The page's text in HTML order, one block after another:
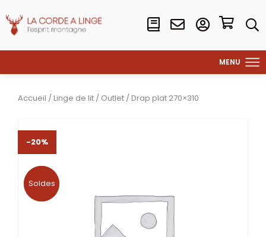
Accueil / Linge de lit / Outlet / Drap plat 270×310
-20%
Soldes
Soldes